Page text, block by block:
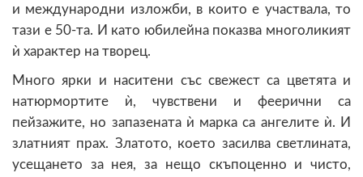
и международни изложби, в които е участвала, то
тази е 50-та. И като юбилейна показва многоликият
ѝ характер на творец.
Много ярки и наситени със свежест са цветята и
натюрмортите ѝ, чувствени и феерични са
пейзажите, но запазената ѝ марка са ангелите ѝ. И
златният прах. Златото, което засилва светлината,
усещането за нея, за нещо скъпоценно и чисто,